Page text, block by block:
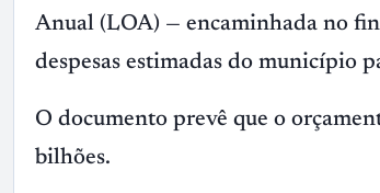
Anual (LOA) — encaminhada no
despesas estimadas do município
O documento prevê que o
bilhões.